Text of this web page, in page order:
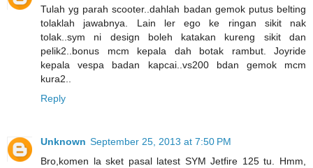
Tulah yg parah scooter..dahlah badan gemok putus belting
tolaklah jawabnya. Lain ler ego ke ringan sikit nak
tolak..sym ni design boleh katakan kureng sikit dan
pelik2..bonus mcm kepala dah botak rambut. Joyride
kepala vespa badan kapcai..vs200 bdan gemok mcm
kura2..
Reply
Unknown September 25, 2013 at 7:50 PM
Bro,komen la sket pasal latest SYM Jetfire 125 tu. Hmm,